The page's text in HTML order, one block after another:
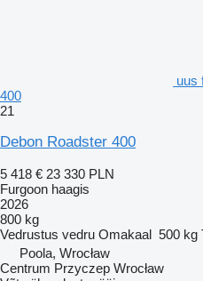
uus
400
21
Debon Roadster 400
5 418 € 23 330 PLN
Furgoon haagis
2026
800 kg
Vedrustus vedru Omakaal 500 kg
Poola, Wrocław
Centrum Przyczep Wrocław